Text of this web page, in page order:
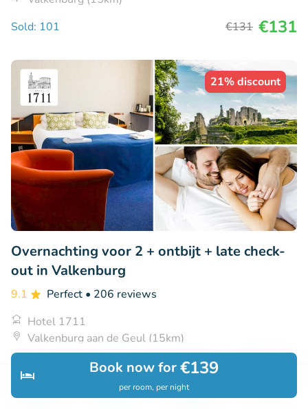
Search Bookings
Book now for€139
per room, per night
Sold: 101
€131 €131
21% discount
Overnachting voor 2 + ontbijt + late check-
out in Valkenburg
9.1 Perfect • 206 reviews
Hotel 1711
Valkenburg aan de Geul (15km)